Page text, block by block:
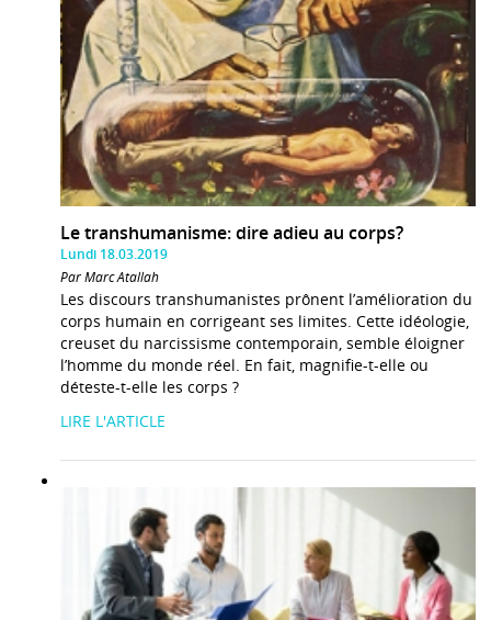
Le transhumanisme: dire adieu au corps?
Lundi 18.03.2019
Par Marc Atallah
Les discours transhumanistes prônent l’amélioration du
corps humain en corrigeant ses limites. Cette idéologie,
creuset du narcissisme contemporain, semble éloigner
l’homme du monde réel. En fait, magnifie-t-elle ou
déteste-t-elle les corps ?
LIRE L'ARTICLE